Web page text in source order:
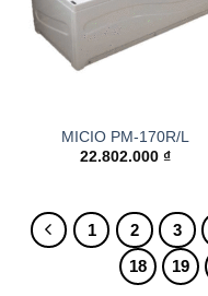
MICIO PM-170R/L
22.802.000 ₫
1 2 3
18
19